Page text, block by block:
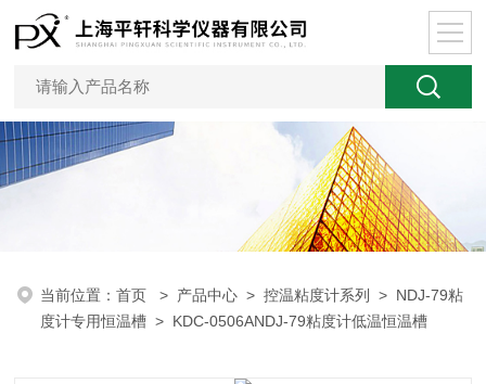
当前位置：首页 > 产品中心 >控温粘度计系列 > NDJ-79粘
度计专用恒温槽 > KDC-0506ANDJ-79粘度计低温恒温槽